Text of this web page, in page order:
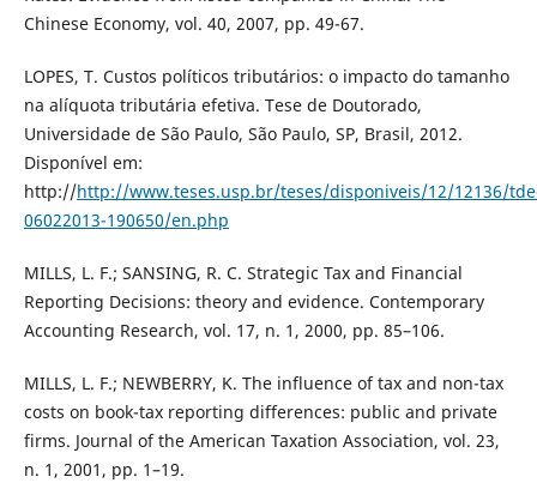
Chinese Economy, vol. 40, 2007, pp. 49-67.
LOPES, T. Custos políticos tributários: o impacto do tamanho
na alíquota tributária efetiva. Tese de Doutorado,
Universidade de São Paulo, São Paulo, SP, Brasil, 2012.
Disponível em:
http://http://www.teses.usp.br/teses/disponiveis/12/12136/
06022013-190650/en.php
MILLS, L. F.; SANSING, R. C. Strategic Tax and Financial
Reporting Decisions: theory and evidence. Contemporary
Accounting Research, vol. 17, n. 1, 2000, pp. 85–106.
MILLS, L. F.; NEWBERRY, K. The influence of tax and non-tax
costs on book-tax reporting differences: public and private
firms. Journal of the American Taxation Association, vol. 23,
n. 1, 2001, pp. 1–19.